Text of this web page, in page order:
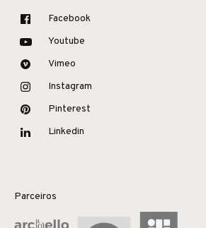
Facebook
Youtube
Vimeo
Instagram
Pinterest
Linkedin
Parceiros